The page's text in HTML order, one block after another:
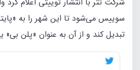
سوییس می‌شود تا این شهر را به
تبدیل کند و از آن به عنوان «پلن بی»